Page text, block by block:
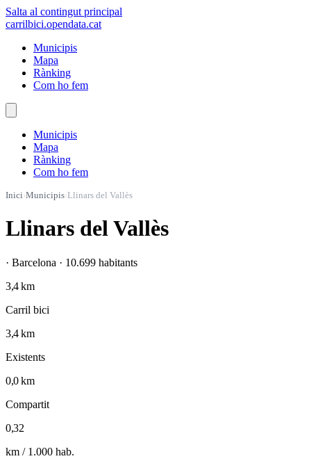
Salta al contingut principal
carrilbici.opendata.cat
Municipis
Mapa
Rànking
Com ho fem
Municipis
Mapa
Rànking
Com ho fem
Inici›Municipis›Llinars del Vallès
Llinars del Vallès
· Barcelona · 10.699 habitants
3,4 km
Carril bici
3,4 km
Existents
0,0 km
Compartit
0,32
km / 1.000 hab.